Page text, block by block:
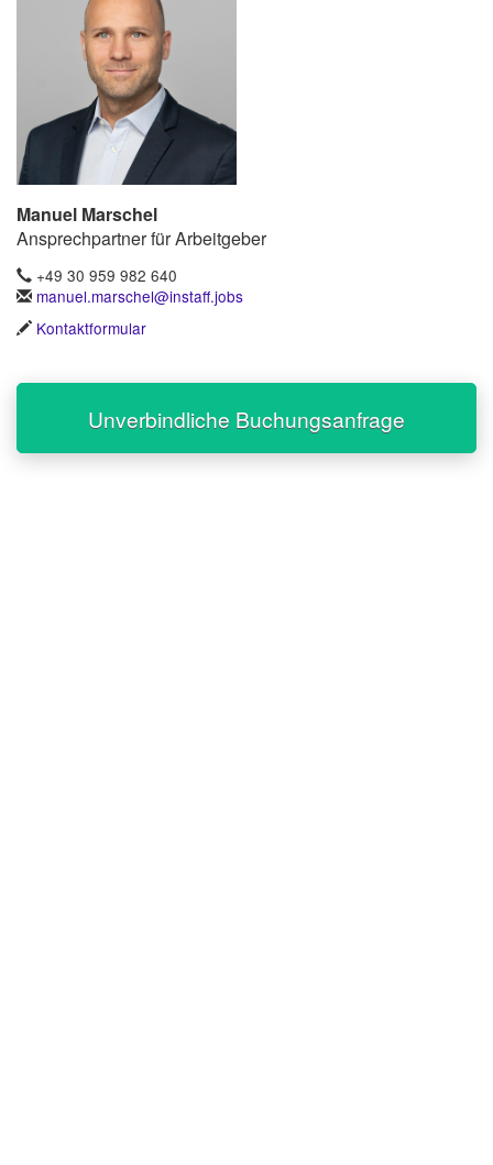
Manuel Marschel
Ansprechpartner für Arbeitgeber
+49 30 959 982 640
manuel.marschel@instaff.jobs
Kontaktformular
Unverbindliche Buchungsanfrage